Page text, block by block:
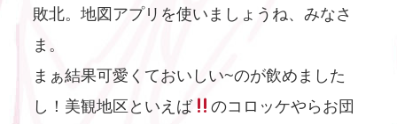
敗北。地図アプリを使いましょうね、みなさ
ま。
まぁ結果可愛くておいしい~のが飲めました
し！美観地区といえば
のコロッケやらお団